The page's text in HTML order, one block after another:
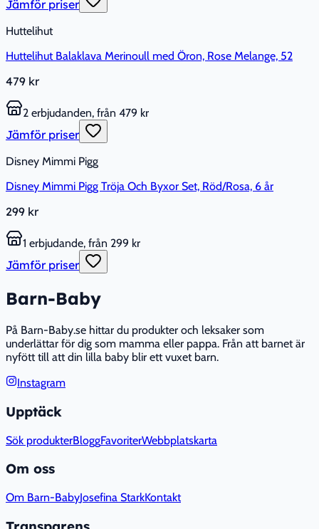
Jämför priser
Huttelihut
Huttelihut Balaklava Merinoull med Öron, Rose Melange, 52
479 kr
2 erbjudanden, från 479 kr
Jämför priser
Disney Mimmi Pigg
Disney Mimmi Pigg Tröja Och Byxor Set, Röd/Rosa, 6 år
299 kr
1 erbjudande, från 299 kr
Jämför priser
Barn-Baby
På Barn-Baby.se hittar du produkter och leksaker som
underlättar för dig som mamma eller pappa. Från att barnet är
nyfött till att din lilla baby blir ett vuxet barn.
Instagram
Upptäck
Sök produkterBloggFavoriterWebbplatskarta
Om oss
Om Barn-BabyJosefina StarkKontakt